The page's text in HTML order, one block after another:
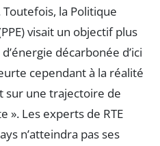
la Politique
visait un objectif plus
décarbonée d’ici
cependant à la réalité
sur une trajectoire de
». Les experts de RTE
n’atteindra pas ses